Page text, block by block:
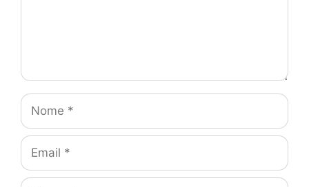
Nome
Email